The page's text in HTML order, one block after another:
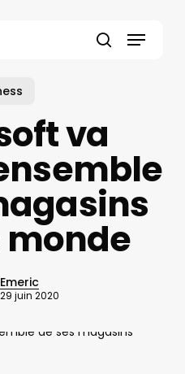
Menu
va
monde
Emeric
29 juin 2020